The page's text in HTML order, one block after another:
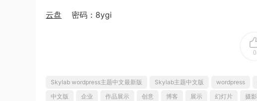
云盘 密码：8ygi
0
Skylab wordpress主题中文最新版 Skylab主题中文版 wordpress
中文版
企业 作品展示 创意 博客 展示 幻灯片 摄影